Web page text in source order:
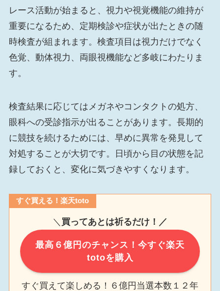
レース活動が始まると、視力や視覚機能の維持が
重要になるため、定期検診や症状が出たときの随
時検査が組まれます。検査項目は視力だけでなく
色覚、動体視力、両眼視機能など多岐にわたりま
す。
検査結果に応じてはメガネやコンタクトの処方、
眼科への受診指示が出ることがあります。長期的
に競技を続けるためには、早めに異常を発見して
対処することが大切です。日頃から目の状態を記
録しておくと、変化に気づきやすくなります。
すぐ買える！楽天toto
＼ 買ってあとは祈るだけ！／
最高６億円のチャンス！今すぐ楽天
totoを購入
すぐ買えて楽しめる！６億円当選本数１２年